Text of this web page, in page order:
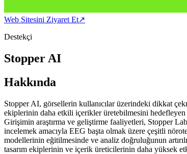
Web Sitesini Ziyaret Et↗
Destekçi
Stopper AI
Hakkında
Stopper AI, görsellerin kullanıcılar üzerindeki dikkat
ekiplerinin daha etkili içerikler üretebilmesini hedefleyen
Girişimin araştırma ve geliştirme faaliyetleri, Stopper
incelemek amacıyla EEG başta olmak üzere çeşitli
modellerinin eğitilmesinde ve analiz doğruluğunun
tasarım ekiplerinin ve içerik üreticilerinin daha yüksek